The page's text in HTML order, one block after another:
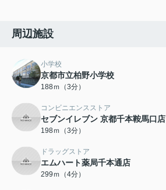
周辺施設
小学校
京都市立柏野小学校
188ｍ（3分）
コンビニエンスストア
セブンイレブン 京都千本鞍馬口店
198ｍ（3分）
ドラッグストア
エムハート薬局千本通店
299ｍ（4分）